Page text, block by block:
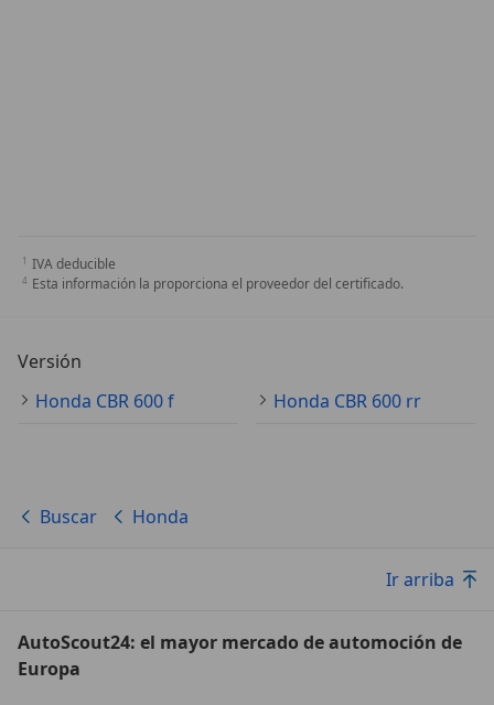
IVA deducible
Esta información la proporciona el proveedor del certificado.
Versión
Honda CBR 600 f
Honda CBR 600 rr
Buscar Honda
Ir arriba
AutoScout24: el mayor mercado de automoción de
Europa